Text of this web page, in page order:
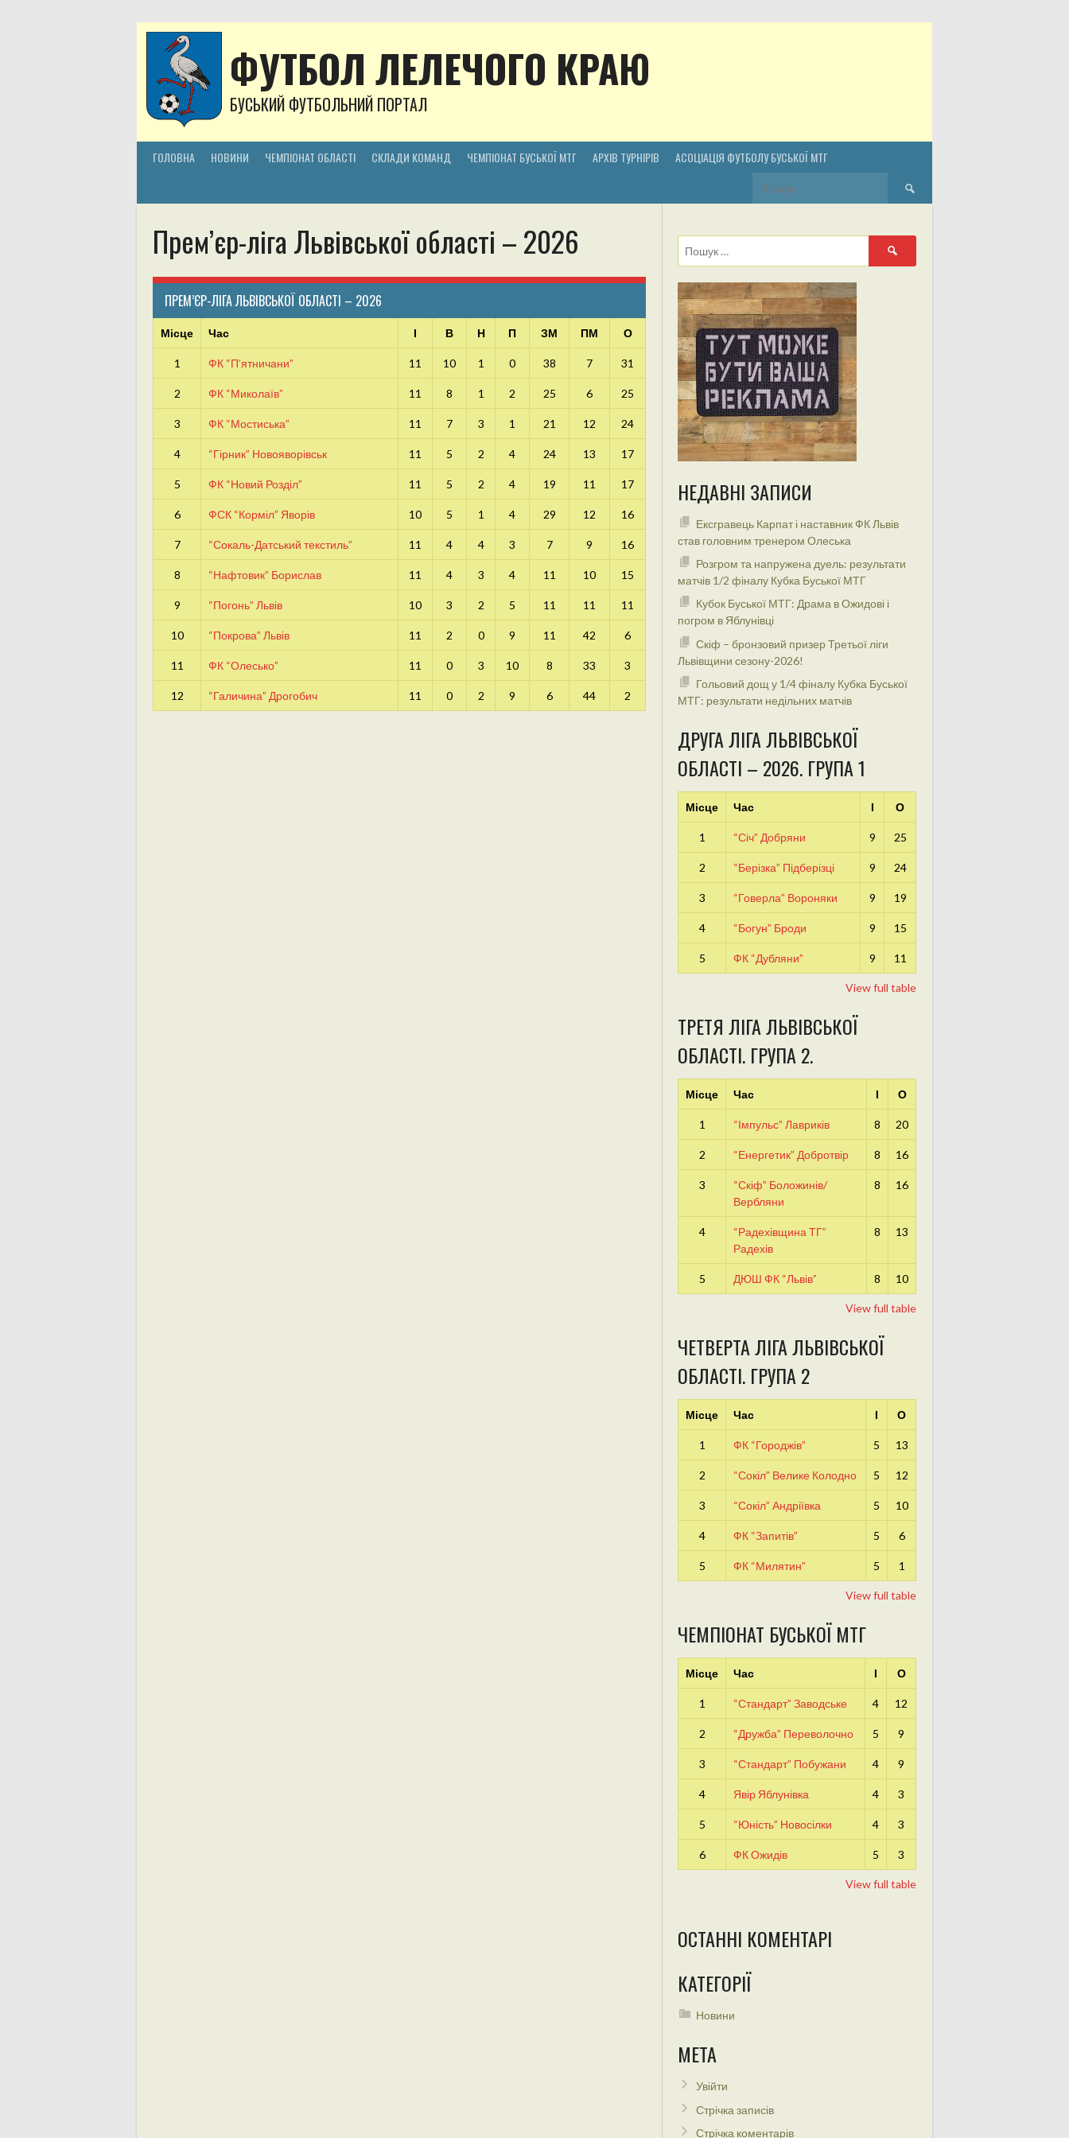
ФУТБОЛ ЛЕЛЕЧОГО КРАЮ
БУСЬКИЙ ФУТБОЛЬНИЙ ПОРТАЛ
ГОЛОВНА НОВИНИ ЧЕМПІОНАТ ОБЛАСТІ СКЛАДИ КОМАНД ЧЕМПІОНАТ БУСЬКОЇ МТГ АРХІВ ТУРНІРІВ АСОЦІАЦІЯ ФУТБОЛУ БУСЬКОЇ МТГ
Пошук:
Прем’єр-ліга Львівської області – 2026
ПРЕМ’ЄР-ЛІГА ЛЬВІВСЬКОЇ ОБЛАСТІ – 2026
Місце Час І В Н П ЗМ ПМ О
1 ФК “П’ятничани” 11 10 1 0 38 7 31
2 ФК “Миколаїв” 11 8 1 2 25 6 25
3 ФК “Мостиська” 11 7 3 1 21 12 24
4 “Гірник” Новояворівськ 11 5 2 4 24 13 17
5 ФК “Новий Розділ” 11 5 2 4 19 11 17
6 ФСК “Корміл” Яворів 10 5 1 4 29 12 16
7 “Сокаль-Датський текстиль” 11 4 4 3 7 9 16
8 “Нафтовик” Борислав 11 4 3 4 11 10 15
9 “Погонь” Львів 10 3 2 5 11 11 11
10 “Покрова” Львів 11 2 0 9 11 42 6
11 ФК “Олесько” 11 0 3 10 8 33 3
12 “Галичина” Дрогобич 11 0 2 9 6 44 2
Пошук:
НЕДАВНІ ЗАПИСИ
Ексгравець Карпат і наставник ФК Львів
став головним тренером Олеська
Розгром та напружена дуель: результати
матчів 1/2 фіналу Кубка Буської МТГ
Кубок Буської МТГ: Драма в Ожидові і
погром в Яблунівці
Скіф – бронзовий призер Третьої ліги
Львівщини сезону-2026!
Гольовий дощ у 1/4 фіналу Кубка Буської
МТГ: результати недільних матчів
ДРУГА ЛІГА ЛЬВІВСЬКОЇ
ОБЛАСТІ – 2026. ГРУПА 1
Місце Час І О
1 “Січ” Добряни 9 25
2 “Берізка” Підберізці 9 24
3 “Говерла” Вороняки 9 19
4 “Богун” Броди 9 15
5 ФК “Дубляни” 9 11
View full table
ТРЕТЯ ЛІГА ЛЬВІВСЬКОЇ
ОБЛАСТІ. ГРУПА 2.
Місце Час І О
1 “Імпульс” Лавриків 8 20
2 “Енергетик” Добротвір 8 16
3
“Скіф” Боложинів/
Вербляни
8 16
4
“Радехівщина ТГ”
Радехів
8 13
5 ДЮШ ФК “Львів” 8 10
View full table
ЧЕТВЕРТА ЛІГА ЛЬВІВСЬКОЇ
ОБЛАСТІ. ГРУПА 2
Місце Час І О
1 ФК “Городжів” 5 13
2 “Сокіл” Велике Колодно 5 12
3 “Сокіл” Андріївка 5 10
4 ФК “Запитів” 5 6
5 ФК “Милятин” 5 1
View full table
ЧЕМПІОНАТ БУСЬКОЇ МТГ
Місце Час І О
1 “Стандарт” Заводське 4 12
2 “Дружба” Переволочно 5 9
3 “Стандарт” Побужани 4 9
4 Явір Яблунівка 4 3
5 “Юність” Новосілки 4 3
6 ФК Ожидів 5 3
View full table
ОСТАННІ КОМЕНТАРІ
КАТЕГОРІЇ
Новини
МЕТА
Увійти
Стрічка записів
Стрічка коментарів